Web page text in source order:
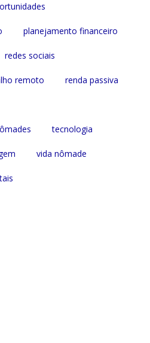
planejamento financeiro
redes sociais
remoto renda passiva
tecnologia
vida nômade